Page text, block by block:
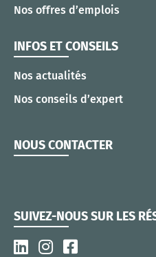
Nos offres d’emplois
INFOS ET CONSEILS
Nos actualités
Nos conseils d’expert
NOUS CONTACTER
SUIVEZ-NOUS SUR LES